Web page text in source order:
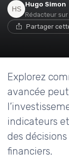
Hugo Simon
Rédacteur
Partager
Explorez
avancée
indicateurs
des
financiers.